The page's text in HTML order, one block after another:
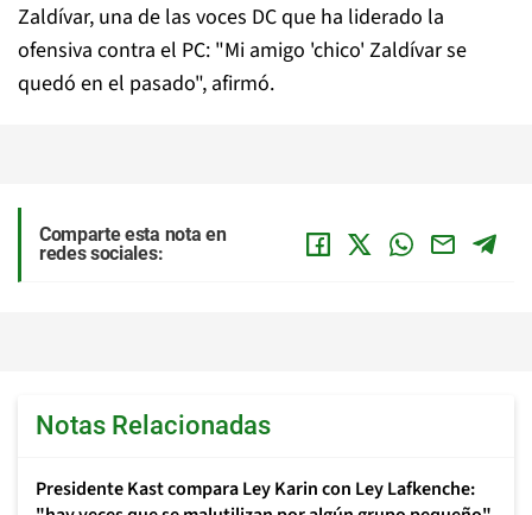
Zaldívar, una de las voces DC que ha liderado la
ofensiva contra el PC: "Mi amigo 'chico' Zaldívar se
quedó en el pasado", afirmó.
Comparte esta nota en
redes sociales:
Notas Relacionadas
Presidente Kast compara Ley Karin con Ley Lafkenche: